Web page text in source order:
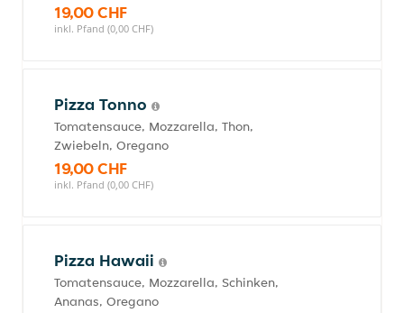
19,00 CHF
inkl. Pfand (0,00 CHF)
Pizza Tonno
Tomatensauce, Mozzarella, Thon,
Zwiebeln, Oregano
19,00 CHF
inkl. Pfand (0,00 CHF)
Pizza Hawaii
Tomatensauce, Mozzarella, Schinken,
Ananas, Oregano